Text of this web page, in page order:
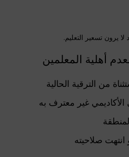
يرون تسعير التعليم.
أهلية المعلمين
من الترقية الحالية
الأكاديمي غير معترف به
انتهت صلاحيته